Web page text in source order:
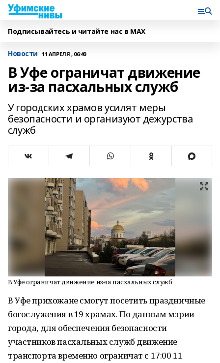
Подписывайтесь и читайте нас в MAX
Новости 11 АПРЕЛЯ , 06:40
В Уфе ограничат движение
из-за пасхальных служб
У городских храмов усилят меры
безопасности и организуют дежурства
служб
В Уфе ограничат движение из-за пасхальных служб
В Уфе прихожане смогут посетить праздничные
богослужения в 19 храмах. По данным мэрии
города, для обеспечения безопасности
участников пасхальных служб движение
транспорта временно ограничат с 17:00 11